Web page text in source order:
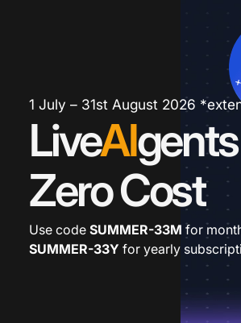
1 July – 31st August 2026
LiveAI
Zero Cost
Use code SUMMER-33M for
SUMMER-33Y for yearly